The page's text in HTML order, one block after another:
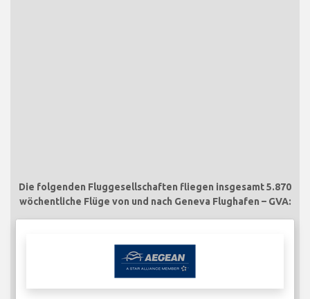
Die folgenden Fluggesellschaften fliegen insgesamt 5.870
wöchentliche Flüge von und nach Geneva Flughafen – GVA: